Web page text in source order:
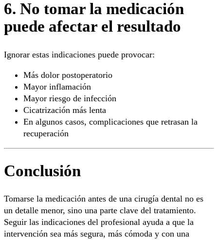
6. No tomar la medicación
puede afectar el resultado
Ignorar estas indicaciones puede provocar:
Más dolor postoperatorio
Mayor inflamación
Mayor riesgo de infección
Cicatrización más lenta
En algunos casos, complicaciones que retrasan la
recuperación
Conclusión
Tomarse la medicación antes de una cirugía dental no es
un detalle menor, sino una parte clave del tratamiento.
Seguir las indicaciones del profesional ayuda a que la
intervención sea más segura, más cómoda y con una